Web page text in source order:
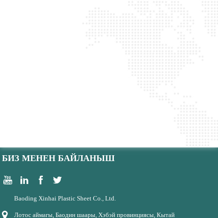
БИЗ МЕНЕН БАЙЛАНЫШ
Baoding Xinhai Plastic Sheet Co., Ltd.
Лотос аймагы, Баодин шаары, Хэбэй провинциясы, Кытай